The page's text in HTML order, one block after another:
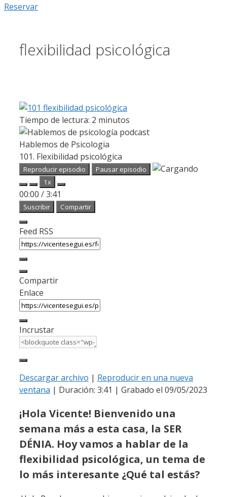
Reservar
flexibilidad psicológica
Tiempo de lectura: 2 minutos
Hablemos de Psicologia
101. Flexibilidad psicológica
Reproducir episodio
Pausar episodio
1x
00:00 /3:41
Suscribir Compartir
Feed RSS
Compartir
Enlace
Incrustar
Descargar archivo | Reproducir en una nueva
ventana | Duración: 3:41 | Grabado el 09/05/2023
¡Hola Vicente! Bienvenido una
semana más a esta casa, la SER
DÉNIA. Hoy vamos a hablar de la
flexibilidad psicológica, un tema de
lo más interesante ¿Qué tal estás?